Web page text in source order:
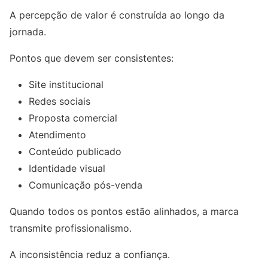
A percepção de valor é construída ao longo da
jornada.
Pontos que devem ser consistentes:
Site institucional
Redes sociais
Proposta comercial
Atendimento
Conteúdo publicado
Identidade visual
Comunicação pós-venda
Quando todos os pontos estão alinhados, a marca
transmite profissionalismo.
A inconsistência reduz a confiança.